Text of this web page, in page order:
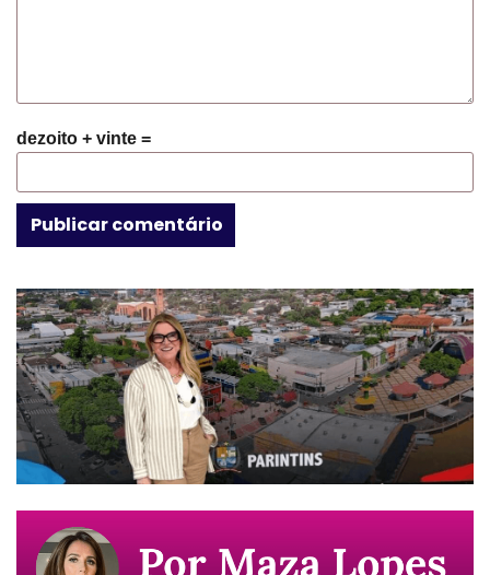
dezoito + vinte =